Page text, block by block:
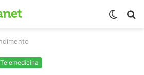
Switch
Telemedicina